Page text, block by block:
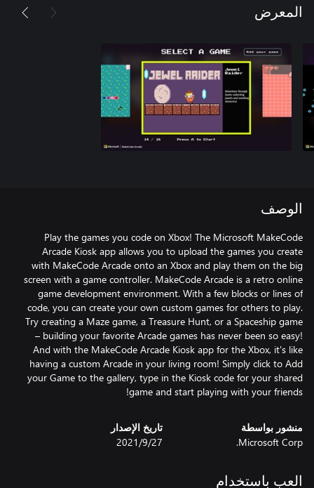
المعرض
الوصف
Play the games you code on Xbox! The Microsoft MakeCode
Arcade Kiosk app allows you to upload the games you create
with MakeCode Arcade onto an Xbox and play them on the big
screen with a game controller. MakeCode Arcade is a retro online
game development environment. With a few blocks or lines of
code, you can create your own custom games for others to play.
Try creating a Maze game, a Treasure Hunt, or a Spaceship game
– building your favorite Arcade games has never been so easy!
And with the MakeCode Arcade Kiosk app for the Xbox, it's like
having a custom Arcade in your living room! Simply click to Add
your Game to the gallery, type in the Kiosk code for your shared
game and start playing with your friends!
منشور بواسطة
Microsoft Corp.
تاريخ الإصدار
27‏/9‏/2021
العب باستخدام